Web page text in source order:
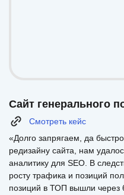
Сайт генерального
Смотреть кейс
«Долго запрягаем, да
редизайну сайта, нам
аналитику для SEO. В
росту трафика и позиций
позиций в ТОП вышли через